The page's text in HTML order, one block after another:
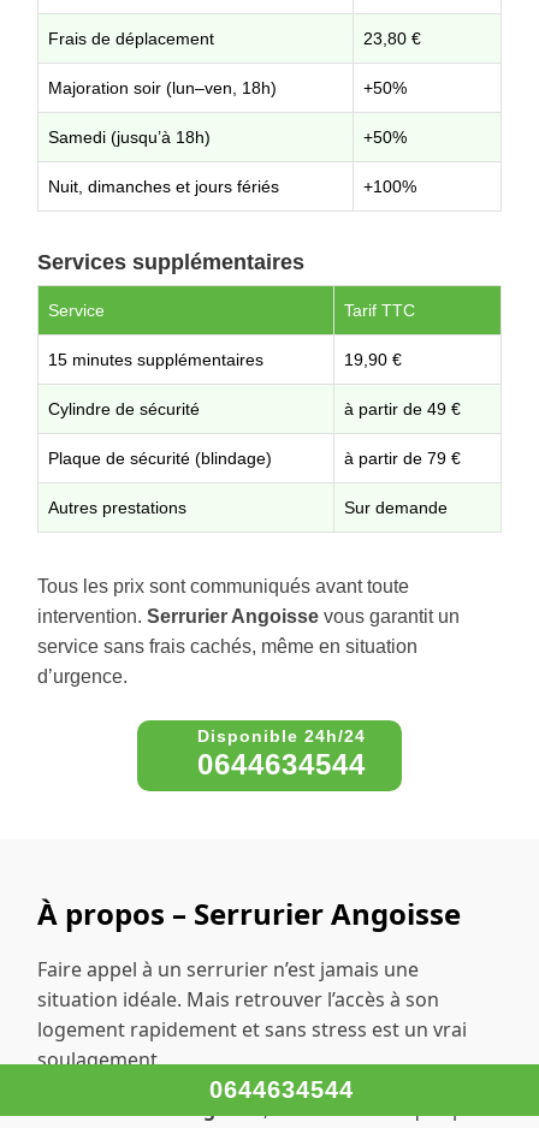
Frais de déplacement 23,80 €
Majoration soir (lun–ven, 18h) +50%
Samedi (jusqu’à 18h) +50%
Nuit, dimanches et jours fériés +100%
Services supplémentaires
Service Tarif TTC
15 minutes supplémentaires 19,90 €
Cylindre de sécurité à partir de 49 €
Plaque de sécurité (blindage) à partir de 79 €
Autres prestations Sur demande
Tous les prix sont communiqués avant toute
intervention. Serrurier Angoisse vous garantit un
service sans frais cachés, même en situation
d’urgence.
0644634544
À propos – Serrurier Angoisse
Faire appel à un serrurier n’est jamais une
situation idéale. Mais retrouver l’accès à son
logement rapidement et sans stress est un vrai
soulagement.
0644634544